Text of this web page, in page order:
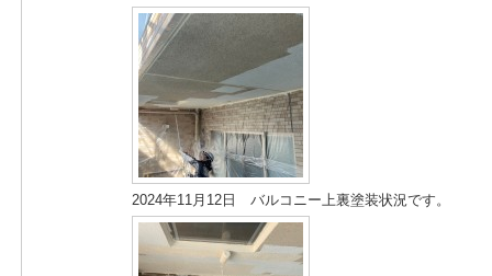
2024年11月12日 バルコニー上裏塗装状況です。